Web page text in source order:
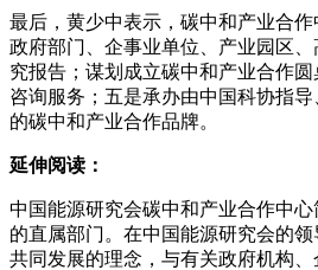
最后，黄少中表示，碳中和产业合
政府部门、企事业单位、产业园区
究报告；谋划成立碳中和产业合作
咨询服务；五是承办由中国科协指
的碳中和产业合作品牌。
延伸阅读：
中国能源研究会碳中和产业合作中
的直属部门。在中国能源研究会的
共同发展的理念，与有关政府机构